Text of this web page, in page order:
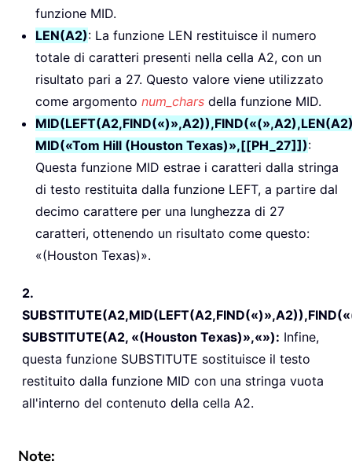
funzione MID.
LEN(A2): La funzione LEN restituisce il numero
totale di caratteri presenti nella cella A2, con un
risultato pari a 27. Questo valore viene utilizzato
come argomento num_chars della funzione MID.
MID(«Tom Hill (Houston Texas)»,[[PH_27]]):
Questa funzione MID estrae i caratteri dalla stringa
di testo restituita dalla funzione LEFT, a partire dal
decimo carattere per una lunghezza di 27
caratteri, ottenendo un risultato come questo:
«(Houston Texas)».
2.
SUBSTITUTE(A2, «(Houston Texas)»,«»): Infine,
questa funzione SUBSTITUTE sostituisce il testo
restituito dalla funzione MID con una stringa vuota
all'interno del contenuto della cella A2.
Note: